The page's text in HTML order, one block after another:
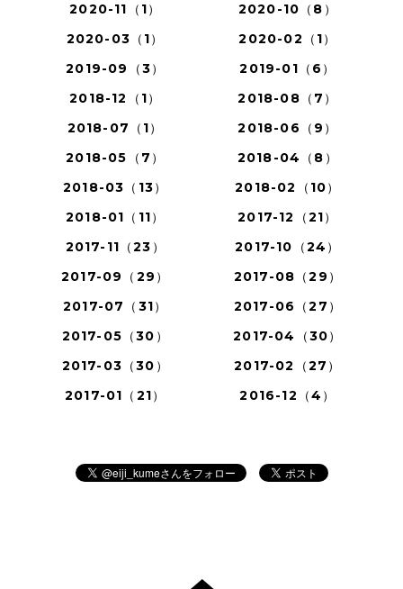
2020-11（1）
2020-10（8）
2020-03（1）
2020-02（1）
2019-09（3）
2019-01（6）
2018-12（1）
2018-08（7）
2018-07（1）
2018-06（9）
2018-05（7）
2018-04（8）
2018-03（13）
2018-02（10）
2018-01（11）
2017-12（21）
2017-11（23）
2017-10（24）
2017-09（29）
2017-08（29）
2017-07（31）
2017-06（27）
2017-05（30）
2017-04（30）
2017-03（30）
2017-02（27）
2017-01（21）
2016-12（4）